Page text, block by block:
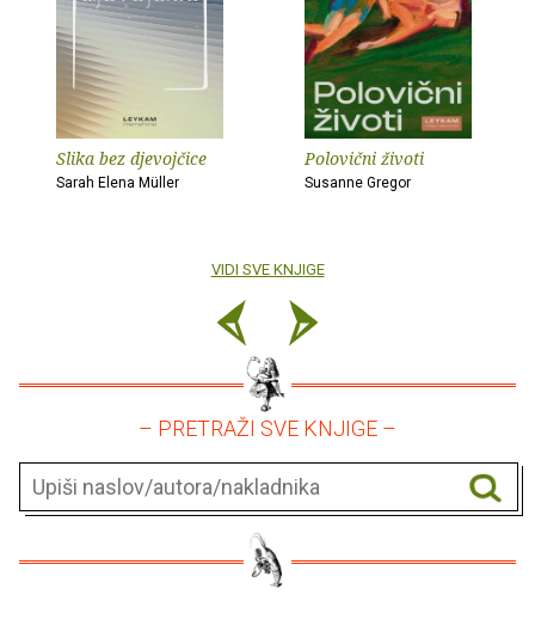
Slika bez djevojčice
Sarah Elena Müller
Polovični životi
Susanne Gregor
VIDI SVE KNJIGE
– PRETRAŽI SVE KNJIGE –